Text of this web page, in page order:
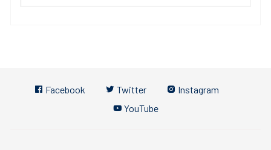
Facebook Twitter
Instagram
YouTube